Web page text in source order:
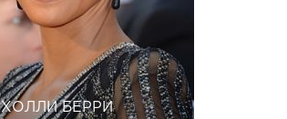
ХОЛЛИ БЕРРИ